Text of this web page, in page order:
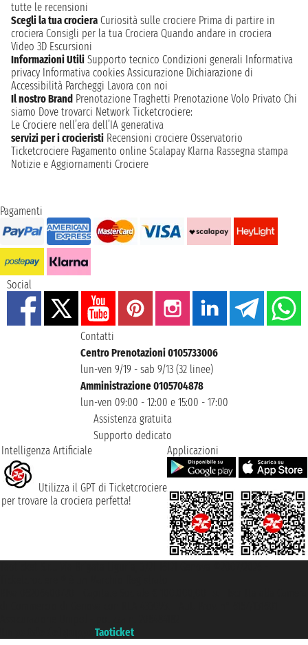
tutte le recensioni
Scegli la tua crociera Curiosità sulle crociere Prima di partire in
crociera Consigli per la tua Crociera Quando andare in crociera
Video 3D Escursioni
Informazioni Utili Supporto tecnico Condizioni generali Informativa
privacy Informativa cookies Assicurazione Dichiarazione di
Accessibilità Parcheggi Lavora con noi
Il nostro Brand Prenotazione Traghetti Prenotazione Volo Privato Chi
siamo Dove trovarci Network Ticketcrociere:
Le Crociere nell’era dell’IA generativa
servizi per i crocieristi Recensioni crociere Osservatorio
Ticketcrociere Pagamento online Scalapay Klarna Rassegna stampa
Notizie e Aggiornamenti Crociere
Pagamenti
Social
Contatti
Centro Prenotazioni 0105733006
lun-ven 9/19 - sab 9/13 (32 linee)
Amministrazione 0105704878
lun-ven 09:00 - 12:00 e 15:00 - 17:00
Assistenza gratuita
Supporto dedicato
Intelligenza Artificiale
Utilizza il GPT di Ticketcrociere
per trovare la crociera perfetta!
Applicazioni
Taoticket